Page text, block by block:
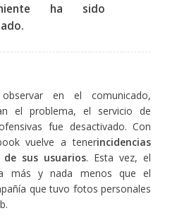
ha sido
en el comunicado,
el problema, el servicio de
fue desactivado. Con
vuelve a tenerincidencias
sus usuarios. Esta vez, el
más y nada menos que el
que tuvo fotos personales